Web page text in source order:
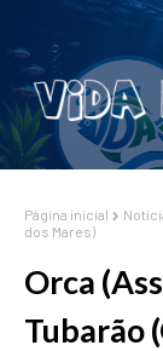
Página inicial
dos Mares)
Orca
Tubarão